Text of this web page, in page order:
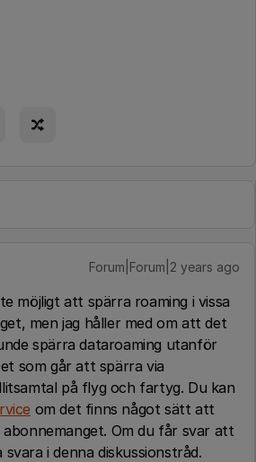
Forum|Forum|2 years ago
möjligt att spärra roaming i vissa
men jag håller med om att det
spärra dataroaming utanför
som går att spärra via
på flyg och fartyg. Du kan
om det finns något sätt att
abonnemanget. Om du får svar att
i denna diskussionstråd.